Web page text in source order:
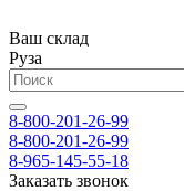
Ваш склад
Руза
8-800-201-26-99
8-800-201-26-99
8-965-145-55-18
Заказать звонок